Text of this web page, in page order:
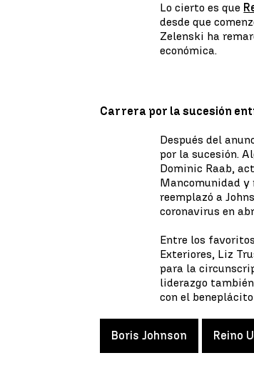
Lo cierto es que
desde que
Zelenski ha
económica.
Carrera por la sucesión
Después del
por la sucesión.
Dominic Raab,
Mancomunidad y
reemplazó a
coronavirus en
Entre los
Exteriores, Liz
para la
liderazgo
con el
Boris Johnson Reino